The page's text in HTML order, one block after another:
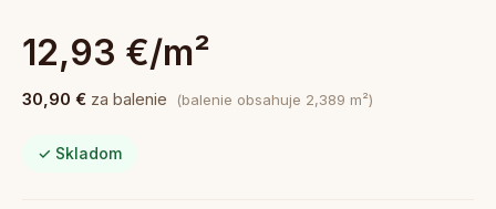
12,93 €/m²
30,90 € za balenie (balenie obsahuje 2,389 m²)
✓ Skladom